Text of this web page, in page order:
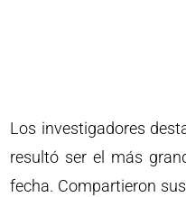
Los investigadores
resultó ser el más
fecha. Compartieron